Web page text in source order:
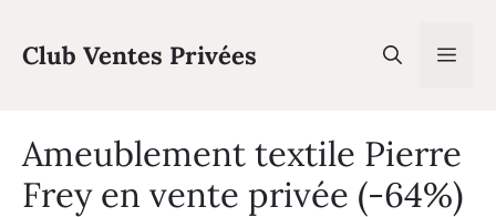
contenu
Club Ventes Privées
Ameublement textile Pierre
Frey en vente privée (-64%)